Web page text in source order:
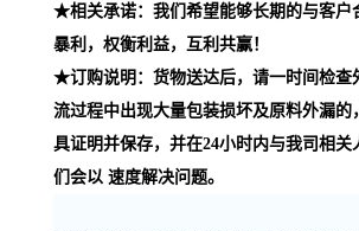
★相关承诺：我们希望能够长期的与客户
暴利，权衡利益，互利共赢！
★订购说明：货物送达后，请一时间检查
流过程中出现大量包装损坏及原料外漏的
具证明并保存，并在24小时内与我司相关
们会以 速度解决问题。